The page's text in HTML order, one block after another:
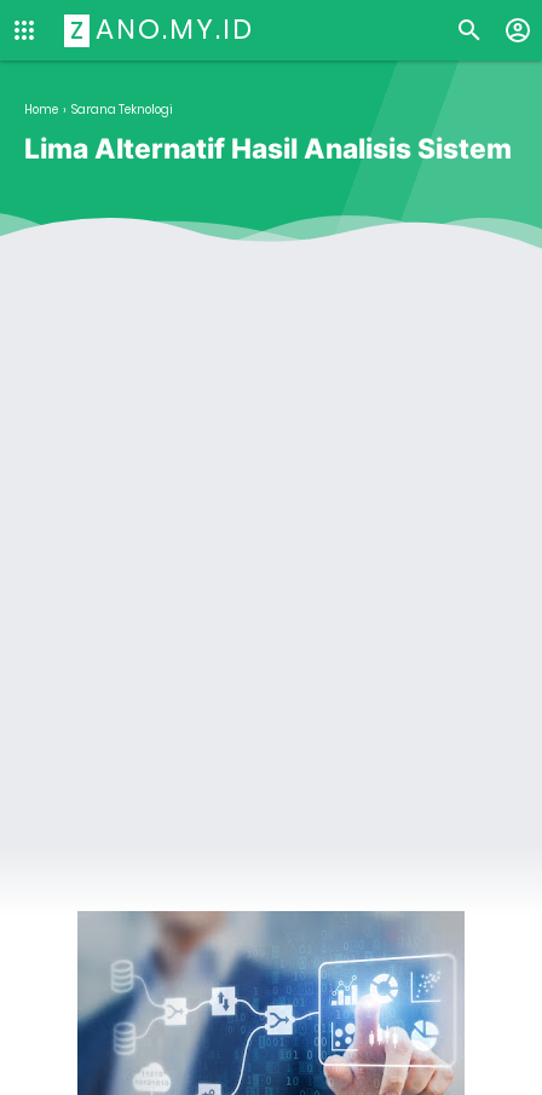
Z ANO.MY.ID
Home › Sarana Teknologi
Lima Alternatif Hasil Analisis Sistem